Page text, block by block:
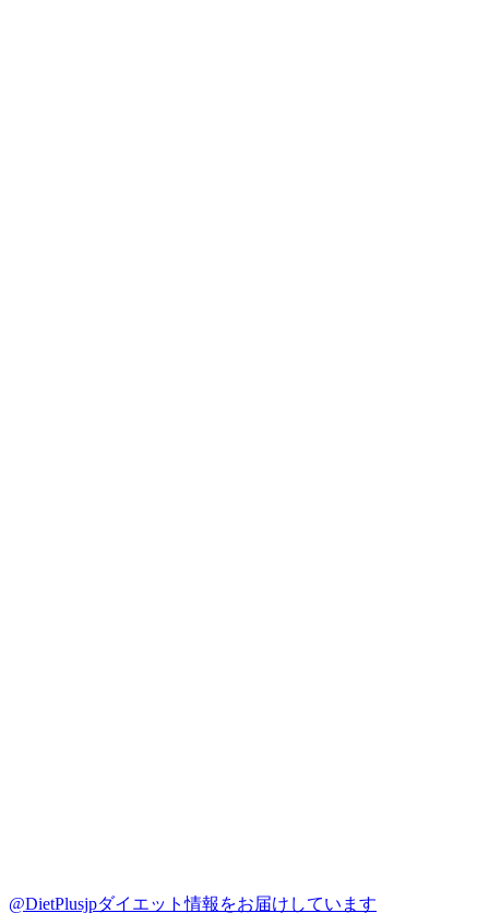
@DietPlusjpダイエット情報をお届けしています